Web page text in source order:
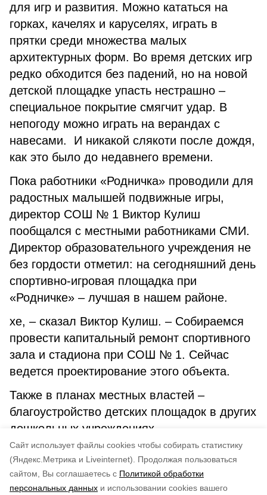
Cайт использует файлы cookies чтобы собирать статистику
(Яндекс.Метрика и Liveinternet).
Продолжая пользоваться
сайтом, Вы соглашаетесь с Политикой обработки
персональных данных и использовании cookies вашего
для игр и развития. Можно кататься на
горках, качелях и каруселях, играть в
прятки среди множества малых
архитектурных форм. Во время детских игр
редко обходится без падений, но на новой
детской площадке упасть нестрашно –
специальное покрытие смягчит удар. В
непогоду можно играть на верандах с
навесами. И никакой слякоти после дождя,
как это было до недавнего времени.
Пока работники «Родничка» проводили для
радостных малышей подвижные игры,
директор СОШ № 1 Виктор Кулиш
пообщался с местными работниками СМИ.
Директор образовательного учреждения не
без гордости отметил: на сегодняшний день
спортивно-игровая площадка при
«Родничке» – лучшая в нашем районе.
хе, – сказал Виктор Кулиш. – Собираемся
провести капитальный ремонт спортивного
зала и стадиона при СОШ № 1. Сейчас
ведется проектирование этого объекта.
Также в планах местных властей –
благоустройство детских площадок в других
дошкольных учреждениях.
Авторы: Зоя Слежакова